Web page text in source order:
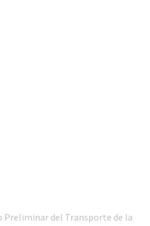
Preliminar del Transporte de la